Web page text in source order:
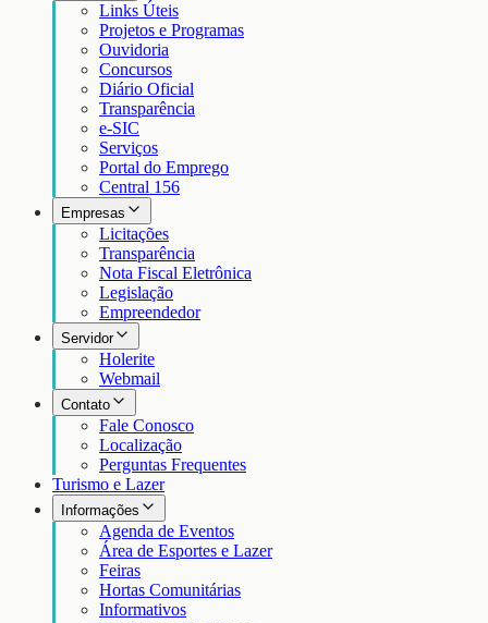
Links Úteis
Projetos e Programas
Ouvidoria
Concursos
Diário Oficial
Transparência
e-SIC
Serviços
Portal do Emprego
Central 156
Empresas
Licitações
Transparência
Nota Fiscal Eletrônica
Legislação
Empreendedor
Servidor
Holerite
Webmail
Contato
Fale Conosco
Localização
Perguntas Frequentes
Turismo e Lazer
Informações
Agenda de Eventos
Área de Esportes e Lazer
Feiras
Hortas Comunitárias
Informativos